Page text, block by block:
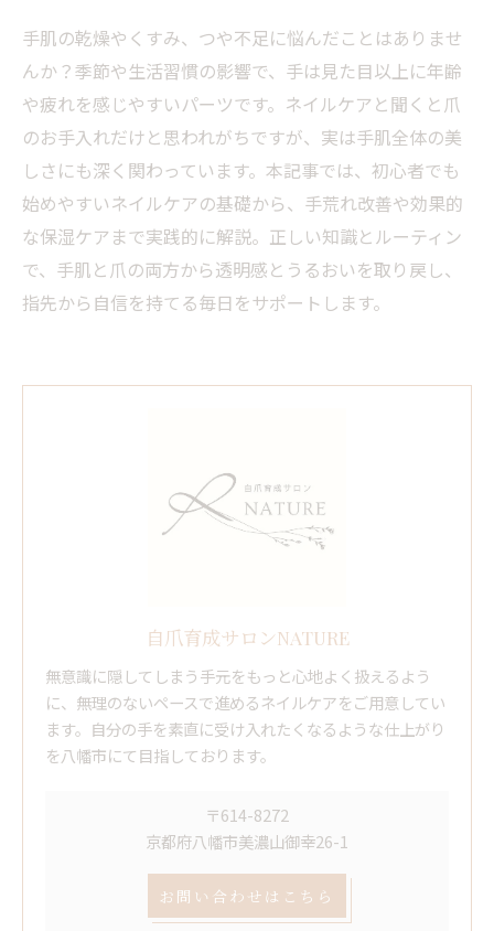
手肌の乾燥やくすみ、つや不足に悩んだことはありませ
んか？季節や生活習慣の影響で、手は見た目以上に年齢
や疲れを感じやすいパーツです。ネイルケアと聞くと爪
のお手入れだけと思われがちですが、実は手肌全体の美
しさにも深く関わっています。本記事では、初心者でも
始めやすいネイルケアの基礎から、手荒れ改善や効果的
な保湿ケアまで実践的に解説。正しい知識とルーティン
で、手肌と爪の両方から透明感とうるおいを取り戻し、
指先から自信を持てる毎日をサポートします。
自爪育成サロンNATURE
無意識に隠してしまう手元をもっと心地よく扱えるよう
に、無理のないペースで進めるネイルケアをご用意してい
ます。自分の手を素直に受け入れたくなるような仕上がり
を八幡市にて目指しております。
〒614-8272
京都府八幡市美濃山御幸26-1
お問い合わせはこちら